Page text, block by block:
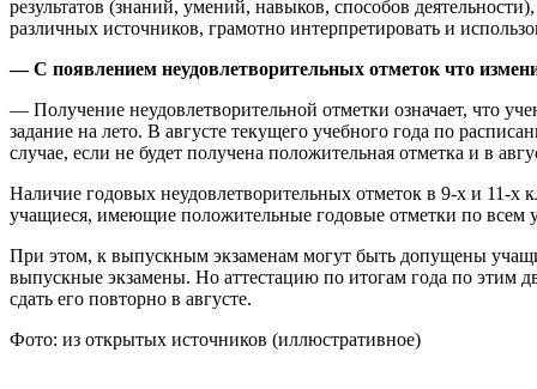
результатов (знаний, умений, навыков, способов
различных источников, грамотно интерпретировать и
— С появлением неудовлетворительных отметок что
— Получение неудовлетворительной отметки означает, что
задание на лето. В августе текущего учебного года по
случае, если не будет получена положительная отметка и в
Наличие годовых неудовлетворительных отметок в 9-х и 11-х
учащиеся, имеющие положительные годовые отметки по всем
При этом, к выпускным экзаменам могут быть допущены
выпускные экзамены. Но аттестацию по итогам года по этим
сдать его повторно в августе.
Фото: из открытых источников (иллюстративное)